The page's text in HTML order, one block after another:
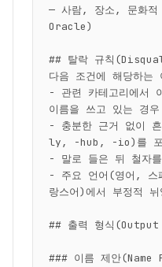
— 사람, 장소, 문화
Oracle)
## 탈락 규칙
다음 조건에 해당하는
- 관련 카테고리에서
이름을 쓰고 있는 경우
- 충분한 근거 없이
ly, -hub, -io)를 포
- 말로 들은 뒤 철자
- 주요 언어(영어, 스
랑스어)에서 부정적
## 출력 형식
### 이름 제안